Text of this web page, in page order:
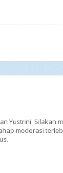
Yustrini. Silakan
moderasi